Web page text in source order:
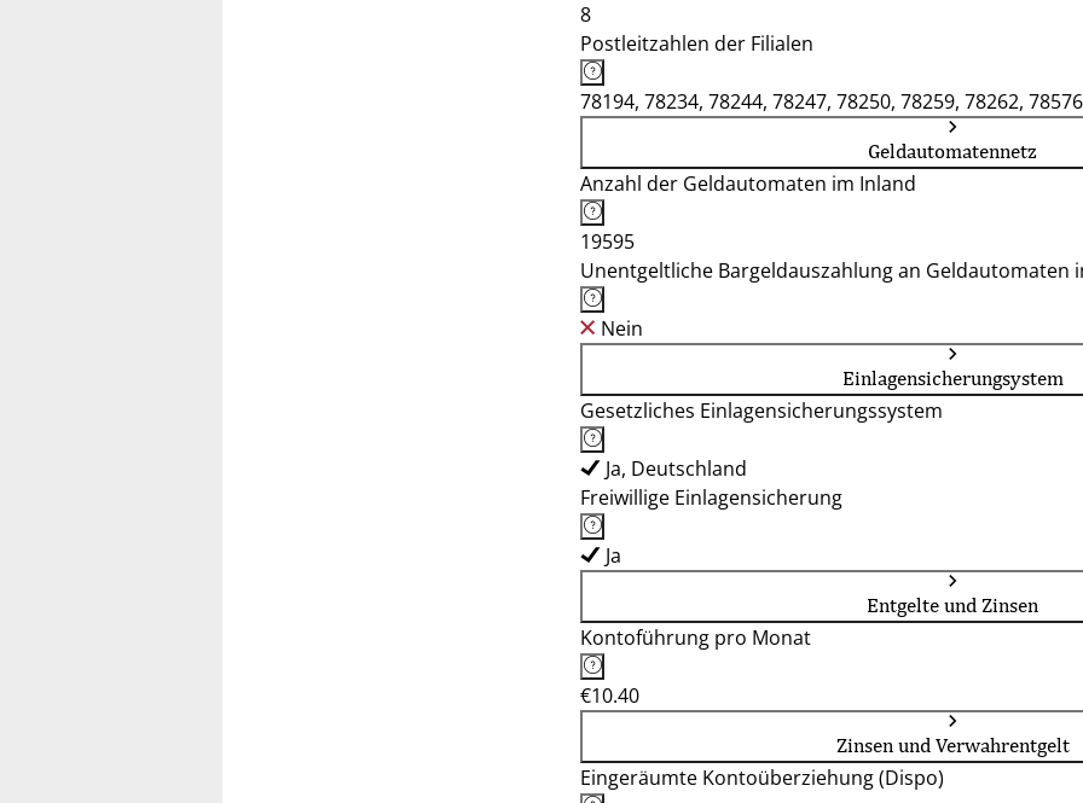
8
Postleitzahlen der Filialen
78194, 78234, 78244, 78247, 78250, 78259, 78262, 78576
Geldautomatennetz
Anzahl der Geldautomaten im Inland
19595
Unentgeltliche Bargeldauszahlung an Geldautomaten
Nein
Einlagensicherungsystem
Gesetzliches Einlagensicherungssystem
Ja, Deutschland
Freiwillige Einlagensicherung
Ja
Entgelte und Zinsen
Kontoführung pro Monat
€10.40
Zinsen und Verwahrentgelt
Eingeräumte Kontoüberziehung (Dispo)